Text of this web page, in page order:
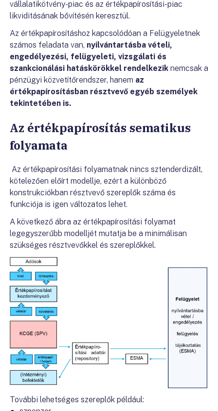
vállalatikötvény-piac és az értékpapírosítási-piac
likviditásának bővítésén keresztül.
Az értékpapírosításhoz kapcsolódóan a Felügyeletnek
számos feladata van, nyilvántartásba vételi,
engedélyezési, felügyeleti, vizsgálati és
szankcionálási hatáskörökkel rendelkezik nemcsak a
pénzügyi közvetítőrendszer, hanem az
értékpapírosításban résztvevő egyéb személyek
tekintetében is.
Az értékpapírosítás sematikus
folyamata
Az értékpapírosítási folyamatnak nincs sztenderdizált,
kötelezően előírt modellje, ezért a különböző
konstrukciókban résztvevő szereplők száma és
funkciója is igen változatos lehet.
A következő ábra az értékpapírosítási folyamat
legegyszerűbb modelljét mutatja be a minimálisan
szükséges résztvevőkkel és szereplőkkel.
További lehetséges szereplők például: